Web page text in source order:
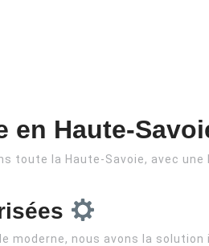
en Haute-
toute la Haute-Savoie, avec
nous avons la solution